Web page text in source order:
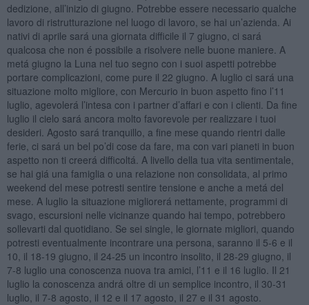
dedizione, all’inizio di giugno. Potrebbe essere necessario qualche
lavoro di ristrutturazione nel luogo di lavoro, se hai un’azienda. Ai
nativi di aprile sará una giornata difficile il 7 giugno, ci sará
qualcosa che non é possibile a risolvere nelle buone maniere. A
metá giugno la Luna nel tuo segno con i suoi aspetti potrebbe
portare complicazioni, come pure il 22 giugno. A luglio ci sará una
situazione molto migliore, con Mercurio in buon aspetto fino l’11
luglio, agevolerá l’intesa con i partner d’affari e con i clienti. Da fine
luglio il cielo sará ancora molto favorevole per realizzare i tuoi
desideri. Agosto sará tranquillo, a fine mese quando rientri dalle
ferie, ci sará un bel po’di cose da fare, ma con vari pianeti in buon
aspetto non ti creerá difficoltá. A livello della tua vita sentimentale,
se hai giá una famiglia o una relazione non consolidata, al primo
weekend del mese potresti sentire tensione e anche a metá del
mese. A luglio la situazione migliorerá nettamente, programmi di
svago, escursioni nelle vicinanze quando hai tempo, potrebbero
sollevarti dal quotidiano. Se sei single, le giornate migliori, quando
potresti eventualmente incontrare una persona, saranno il 5-6 e il
10, il 18-19 giugno, il 24-25 un incontro insolito, il 28-29 giugno, il
7-8 luglio una conoscenza nuova tra amici, l’11 e il 16 luglio. Il 21
luglio la conoscenza andrá oltre di un semplice incontro, il 30-31
luglio, il 7-8 agosto, il 12 e il 17 agosto, il 27 e il 31 agosto.